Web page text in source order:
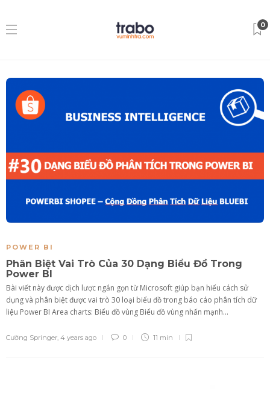
0
POWER BI
Phân Biệt Vai Trò Của 30 Dạng Biểu Đồ Trong
Power BI
Bài viết này được dịch lược ngắn gọn từ Microsoft giúp bạn hiểu cách sử
dụng và phân biệt được vai trò 30 loại biểu đồ trong báo cáo phân tích dữ
liệu Power BI Area charts: Biểu đồ vùng Biểu đồ vùng nhấn mạnh...
Cường Springer, 4 years ago 0 11 min